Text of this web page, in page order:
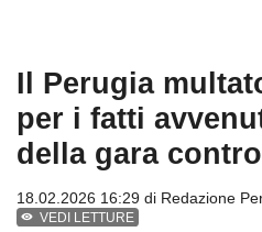
Il Perugia
per i fatti
della gara
18.02.2026 16:29 di Redazione
VEDI LETTURE